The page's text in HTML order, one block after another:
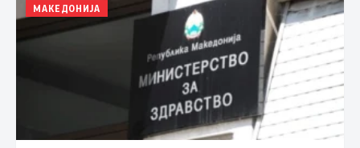
МАКЕДОНИЈА